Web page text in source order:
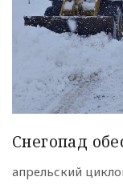
Снегопад
апрельский